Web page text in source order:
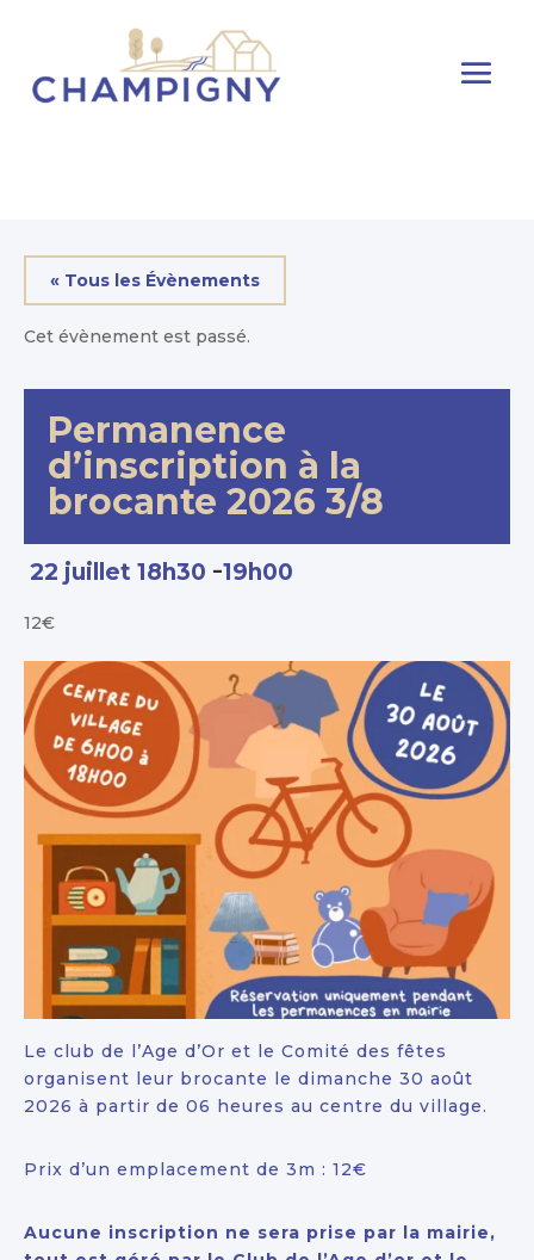
« Tous les Évènements
Cet évènement est passé.
Permanence
d’inscription à la
brocante 2026 3/8
22 juillet 18h30 -19h00
12€
Le club de l’Age d’Or et le Comité des fêtes
organisent leur brocante le dimanche 30 août
2026 à partir de 06 heures au centre du village.
Prix d’un emplacement de 3m : 12€
Aucune inscription ne sera prise par la mairie,